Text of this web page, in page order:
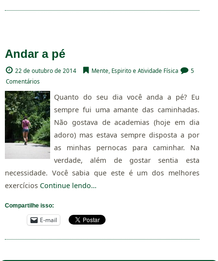
Andar a pé
22 de outubro de 2014 Mente, Espirito e Atividade Física
5
Comentários
Quanto do seu dia você anda a pé? Eu
sempre fui uma amante das caminhadas.
Não gostava de academias (hoje em dia
adoro) mas estava sempre disposta a por
as minhas pernocas para caminhar. Na
verdade, além de gostar sentia esta
necessidade. Você sabia que este é um dos melhores
exercícios Continue lendo…
Compartilhe isso:
E-mail